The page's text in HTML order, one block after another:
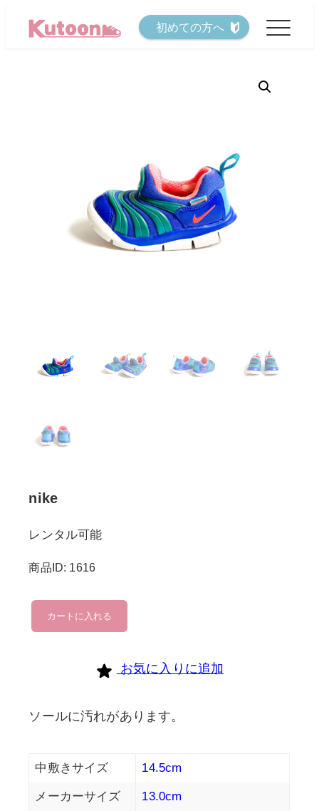
初めての方へ
nike
レンタル可能
商品ID: 1616
nike
個
カートに入れる
お気に入りに追加
ソールに汚れがあります。
中敷きサイズ 14.5cm
メーカーサイズ 13.0cm